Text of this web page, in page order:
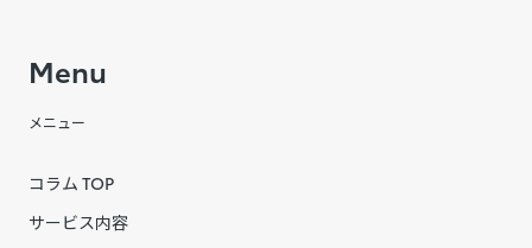
Menu
メニュー
コラム TOP
サービス内容